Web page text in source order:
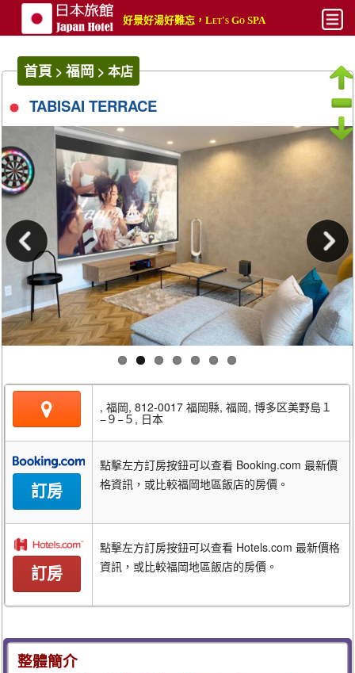
好景好湯好難忘，Let's Go SPA
最新
平價
熱門
奢華
攻略文章
攻略影片
搜尋
帳號
首頁 > 福岡 > 本店
TABISAI TERRACE
, 福岡, 812-0017 福岡縣, 福岡, 博多区美野島１
−９−５, 日本
訂房
點擊左方訂房按鈕可以查看 Booking.com 最新價
格資訊，或比較福岡地區飯店的房價。
訂房
點擊左方訂房按鈕可以查看 Hotels.com 最新價格
資訊，或比較福岡地區飯店的房價。
整體簡介